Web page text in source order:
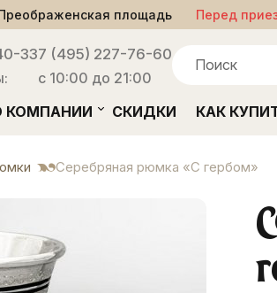
площадь Перед
337 (495) 227-76-60
с 10:00 до 21:00
КОМПАНИИ СКИДКИ КАК
Серебряная рюмка «С гербом»